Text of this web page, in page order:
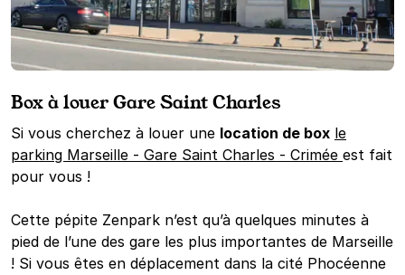
Box à louer Gare Saint Charles
Si vous cherchez à louer une location de box le
parking Marseille - Gare Saint Charles - Crimée est fait
pour vous !
Cette pépite Zenpark n’est qu’à quelques minutes à
pied de l’une des gare les plus importantes de Marseille
! Si vous êtes en déplacement dans la cité Phocéenne